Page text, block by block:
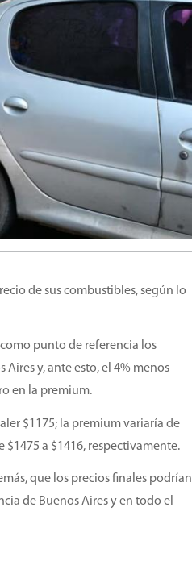
de sus combustibles, según lo
punto de referencia los
y, ante esto, el 4% menos
en la premium.
$1175; la premium variaría de
$1475 a $1416, respectivamente.
que los precios finales podrían
de Buenos Aires y en todo el